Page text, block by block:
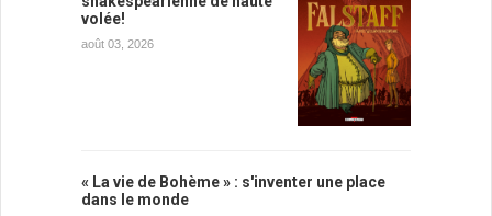
volée!
août 03, 2026
« La vie de Bohème » : s'inventer une place
dans le monde